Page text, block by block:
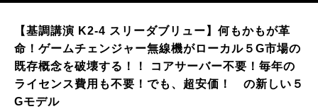
【基調講演 K2-4 スリーダブリュー】何もかもが革
命！ゲームチェンジャー無線機がローカル５G市場の
既存概念を破壊する！！ コアサーバー不要！毎年の
ライセンス費用も不要！でも、超安価！ の新しい５
Gモデル